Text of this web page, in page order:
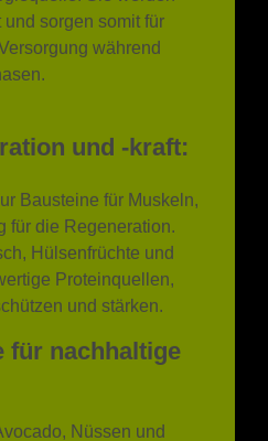
und -kraft:
Bausteine für Muskeln,
Hülsenfrüchte und
Proteinquellen,
und stärken.
für nachhaltige
Nüssen und
metabolisiert und